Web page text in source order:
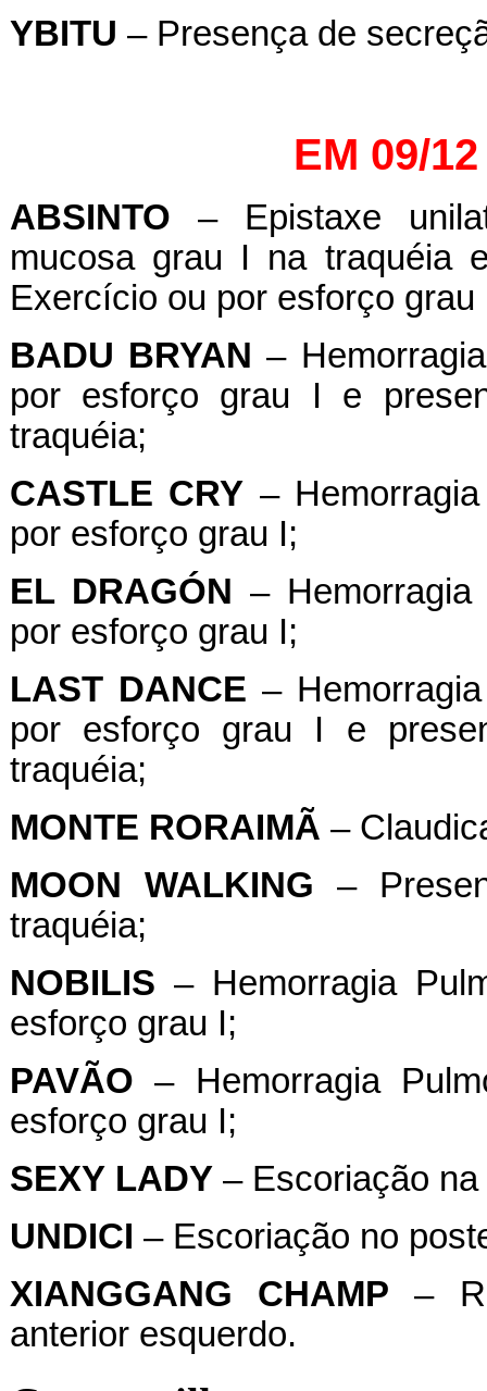
YBITU – Presença de
EM 09/
ABSINTO – Epistaxe
mucosa grau I na traquéia
Exercício ou por esforço grau
BADU BRYAN –
por esforço grau I e
traquéia;
CASTLE CRY –
por esforço grau I;
EL DRAGÓN –
por esforço grau I;
LAST DANCE –
por esforço grau I e
traquéia;
MONTE RORAIMÃ –
MOON
WALKING –
traquéia;
NOBILIS – Hemorragia
esforço grau I;
PAVÃO – Hemorragia
esforço grau I;
SEXY LADY– Escoriação na
UNDICI – Escoriação no
XIANGGANG
CHAMP –
anterior esquerdo.